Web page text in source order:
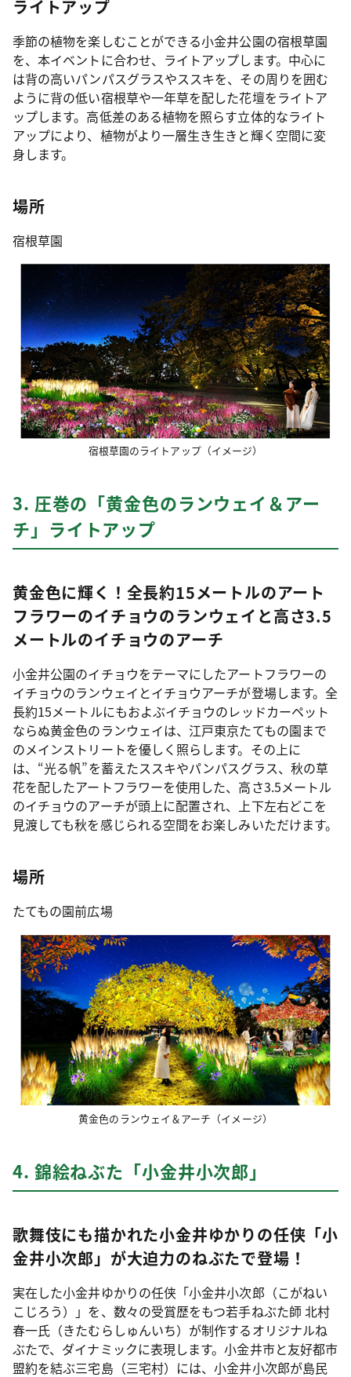
ライトアップ
季節の植物を楽しむことができる小金井公園の宿根草園
を、本イベントに合わせ、ライトアップします。中心に
は背の高いパンパスグラスやススキを、その周りを囲む
ように背の低い宿根草や一年草を配した花壇をライトア
ップします。高低差のある植物を照らす立体的なライト
アップにより、植物がより一層生き生きと輝く空間に変
身します。
場所
宿根草園
宿根草園のライトアップ（イメージ）
3. 圧巻の「黄金色のランウェイ＆アー
チ」ライトアップ
黄金色に輝く！全長約15メートルのアート
フラワーのイチョウのランウェイと高さ3.5
メートルのイチョウのアーチ
小金井公園のイチョウをテーマにしたアートフラワーの
イチョウのランウェイとイチョウアーチが登場します。全
長約15メートルにもおよぶイチョウのレッドカーペット
ならぬ黄金色のランウェイは、江戸東京たてもの園まで
のメインストリートを優しく照らします。その上に
は、“光る帆”を蓄えたススキやパンパスグラス、秋の草
花を配したアートフラワーを使用した、高さ3.5メートル
のイチョウのアーチが頭上に配置され、上下左右どこを
見渡しても秋を感じられる空間をお楽しみいただけます。
場所
たてもの園前広場
黄金色のランウェイ＆アーチ（イメージ）
4. 錦絵ねぶた「小金井小次郎」
歌舞伎にも描かれた小金井ゆかりの任侠「小
金井小次郎」が大迫力のねぶたで登場！
実在した小金井ゆかりの任侠「小金井小次郎（こがねい
こじろう）」を、数々の受賞歴をもつ若手ねぶた師 北村
春一氏（きたむらしゅんいち）が制作するオリジナルね
ぶたで、ダイナミックに表現します。小金井市と友好都市
盟約を結ぶ三宅島（三宅村）には、小金井小次郎が島民